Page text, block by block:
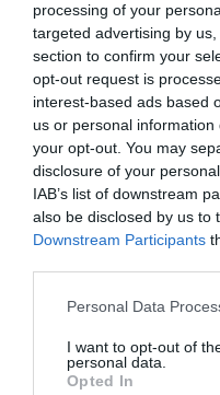
processing of your
targeted advertising by
section to confirm your
opt-out request is
interest-based ads based
us or personal
your opt-out. You may
disclosure of your
IAB’s list of downstream
also be disclosed by us to
Downstream Participants
Please note that this
not limited to your visit or
grant or deny consent to
Personal Data
I want to opt-out of
personal data.
Opted In
Fungus Dries Up
Use
More
500 59 147